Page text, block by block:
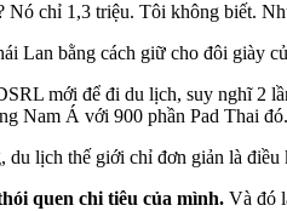
Nó chỉ 1,3 triệu. Tôi không biết.
Lan bằng cách giữ cho đôi giày
mới để đi du lịch, suy nghĩ
Nam Á với 900 phần Pad Thai đó.
lịch thế giới chỉ đơn giản là
quen chi tiêu của mình. Và đó